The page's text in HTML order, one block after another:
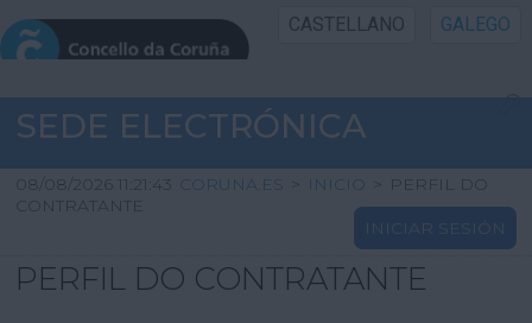
CASTELLANO GALEGO
INICIO SEDE
INICIO
INFORMACIÓN PÚBLICA
SEDE ELECTRÓNICA
08/08/2026 11:21:43 CORUNA.ES > INICIO > PERFIL DO
CONTRATANTE
INICIAR SESIÓN
PERFIL DO CONTRATANTE